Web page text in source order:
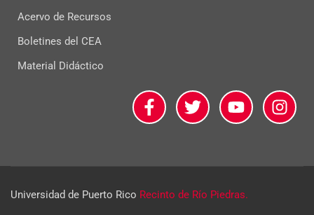
Acervo de Recursos
Boletines del CEA
Material Didáctico
Universidad de Puerto Rico Recinto de Río Piedras.